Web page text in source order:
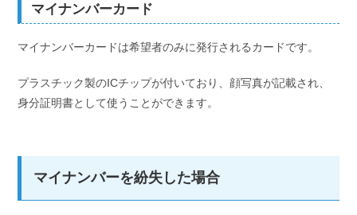
マイナンバーカード
マイナンバーカードは希望者のみに発行されるカードです。
プラスチック製のICチップが付いており、顔写真が記載され、
身分証明書として使うことができます。
マイナンバーを紛失した場合